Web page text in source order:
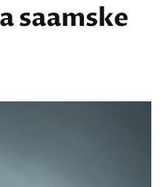
saamske